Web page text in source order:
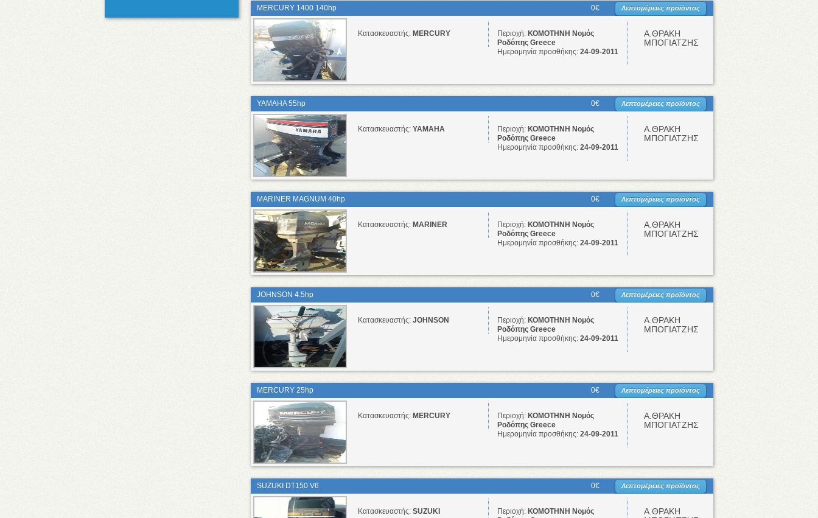
MERCURY 1400 140hp 0€ Λεπτομέρειες προϊόντος
Κατασκευαστής: MERCURY Περιοχή: ΚΟΜΟΤΗΝΗ Νομός
Ροδόπης Greece
Ημερομηνία προσθήκης: 24-09-2011
Α.ΘΡΑΚΗ
ΜΠΟΓΙΑΤΖΗΣ
YAMAHA 55hp 0€ Λεπτομέρειες προϊόντος
Κατασκευαστής: YAMAHA Περιοχή: ΚΟΜΟΤΗΝΗ Νομός
Ροδόπης Greece
Ημερομηνία προσθήκης: 24-09-2011
Α.ΘΡΑΚΗ
ΜΠΟΓΙΑΤΖΗΣ
MARINER MAGNUM 40hp 0€ Λεπτομέρειες προϊόντος
Κατασκευαστής: MARINER Περιοχή: ΚΟΜΟΤΗΝΗ Νομός
Ροδόπης Greece
Ημερομηνία προσθήκης: 24-09-2011
Α.ΘΡΑΚΗ
ΜΠΟΓΙΑΤΖΗΣ
JOHNSON 4.5hp 0€ Λεπτομέρειες προϊόντος
Κατασκευαστής: JOHNSON Περιοχή: ΚΟΜΟΤΗΝΗ Νομός
Ροδόπης Greece
Ημερομηνία προσθήκης: 24-09-2011
Α.ΘΡΑΚΗ
ΜΠΟΓΙΑΤΖΗΣ
MERCURY 25hp 0€ Λεπτομέρειες προϊόντος
Κατασκευαστής: MERCURY Περιοχή: ΚΟΜΟΤΗΝΗ Νομός
Ροδόπης Greece
Ημερομηνία προσθήκης: 24-09-2011
Α.ΘΡΑΚΗ
ΜΠΟΓΙΑΤΖΗΣ
SUZUKI DT150 V6 0€ Λεπτομέρειες προϊόντος
Κατασκευαστής: SUZUKI Περιοχή: ΚΟΜΟΤΗΝΗ Νομός
Α.ΘΡΑΚΗ